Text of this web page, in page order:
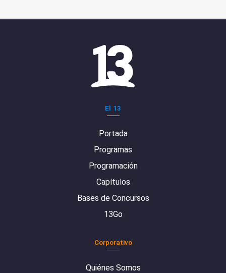
El 13
Portada
Programas
Programación
Capítulos
Bases de Concursos
13Go
Corporativo
Quiénes Somos